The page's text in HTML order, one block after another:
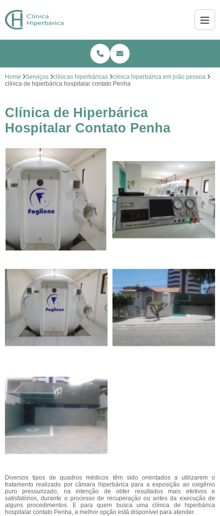
Home Serviços clínicas hiperbáricas
clínica hiperbárica em joão pessoa
clínica de hiperbárica hospitalar contato Penha
Clínica de Hiperbárica
Hospitalar Contato Penha
Diversos tipos de quadros médicos têm sido orientados a utilizarem o
tratamento realizado por câmara hiperbárica para a exposição ao oxigênio
puro pressurizado, na intenção de obter resultados mais efetivos e
satisfatórios, durante o processo de recuperação ou antes da execução de
alguns procedimentos. E para quem busca uma clínica de hiperbárica
hospitalar contato Penha, a melhor opção está disponível para atender.